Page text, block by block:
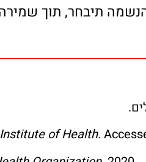
of Health.